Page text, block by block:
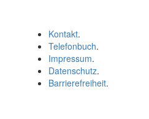
Kontakt.
Telefonbuch.
Impressum.
Datenschutz.
Barrierefreiheit.